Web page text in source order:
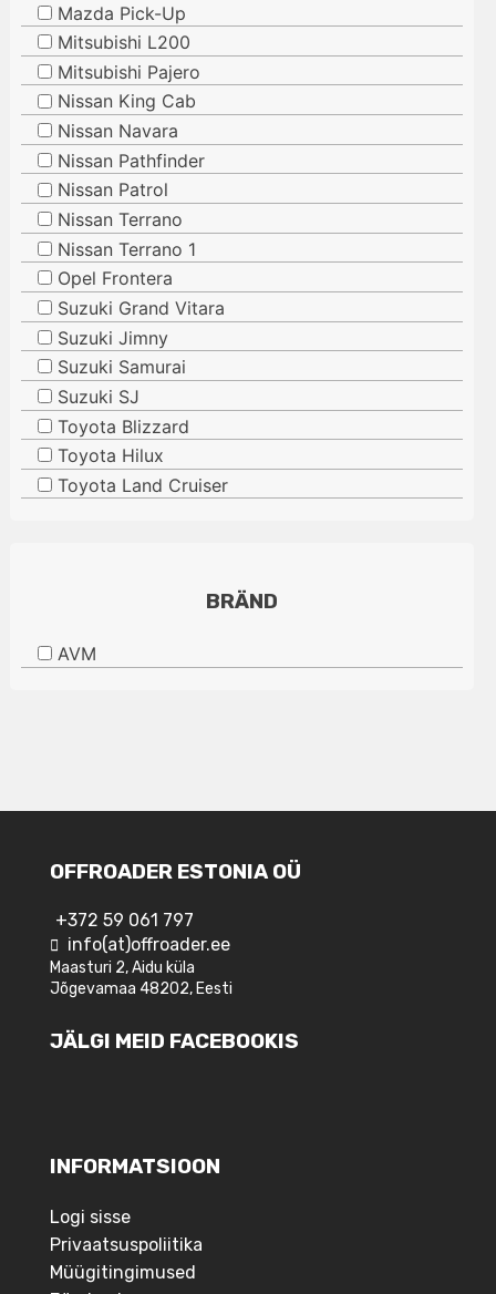
Mazda Pick-Up
Mitsubishi L200
Mitsubishi Pajero
Nissan King Cab
Nissan Navara
Nissan Pathfinder
Nissan Patrol
Nissan Terrano
Nissan Terrano 1
Opel Frontera
Suzuki Grand Vitara
Suzuki Jimny
Suzuki Samurai
Suzuki SJ
Toyota Blizzard
Toyota Hilux
Toyota Land Cruiser
BRÄND
AVM
OFFROADER ESTONIA OÜ
+372 59 061 797
info(at)offroader.ee
Maasturi 2, Aidu küla
Jõgevamaa 48202, Eesti
JÄLGI MEID FACEBOOKIS
INFORMATSIOON
Logi sisse
Privaatsuspoliitika
Müügitingimused